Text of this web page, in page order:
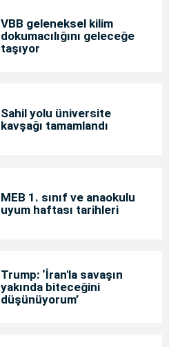
VBB geleneksel kilim
dokumacılığını geleceğe
taşıyor
Sahil yolu üniversite
kavşağı tamamlandı
MEB 1. sınıf ve anaokulu
uyum haftası tarihleri
Trump: ‘İran'la savaşın
yakında biteceğini
düşünüyorum’